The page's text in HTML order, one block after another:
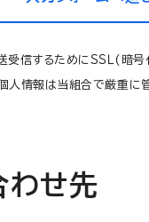
信するためにＳＳＬ(暗
情報は当組合で厳重に
わせ先